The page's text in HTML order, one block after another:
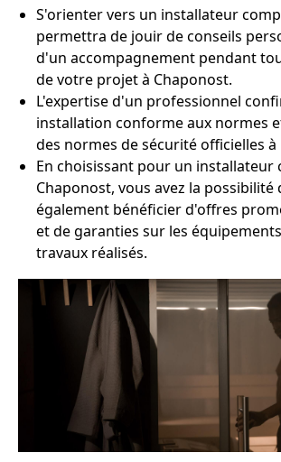
S'orienter vers un installateur
permettra de jouir de conseils
d'un accompagnement pendant
de votre projet à Chaponost.
L'expertise d'un professionnel
installation conforme aux normes
des normes de sécurité officielles à
En choisissant pour un installateur
Chaponost, vous avez la possibilité
également bénéficier d'offres
et de garanties sur les
travaux réalisés.